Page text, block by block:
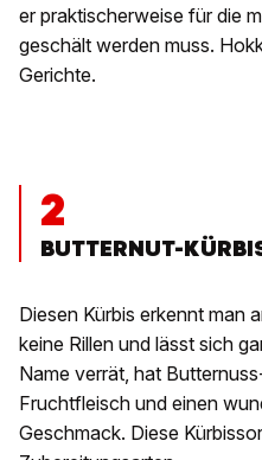
er praktischerweise für die
geschält werden muss.
Gerichte.
2
BUTTERNUT-
Diesen Kürbis erkennt man
keine Rillen und lässt sich
Name verrät, hat
Fruchtfleisch und einen
Geschmack. Diese